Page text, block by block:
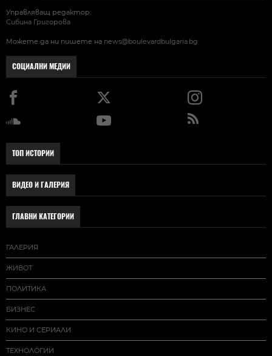
Управляващ редактор:
Сибина Григорова
Можете да ни пишете на news@boulevardbulgaria.bg
СОЦИАЛНИ МЕДИИ
ТОП ИСТОРИИ
ВИДЕО И ГАЛЕРИЯ
ГЛАВНИ КАТЕГОРИИ
ГАЛЕРИЯ
ЖИВОТ
ПОЛИТИКА
БИЗНЕС
КИНО И СЕРИАЛИ
ТЕХНОЛОГИИ